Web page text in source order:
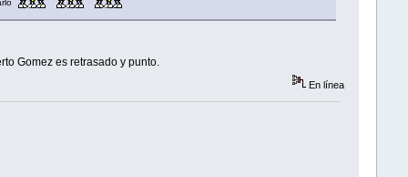
Gomez es retrasado y punto.
En línea